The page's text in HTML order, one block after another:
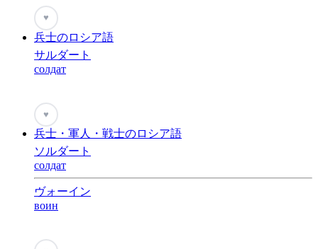
♥
兵士のロシア語
サルダート
солдат
♥
兵士・軍人・戦士のロシア語
ソルダート
солдат
ヴォーイン
воин